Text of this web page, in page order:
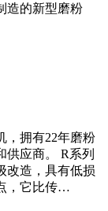
造的新型磨粉
，拥有22年磨粉
供应商。 R系列
改造，具有低损
，它比传…